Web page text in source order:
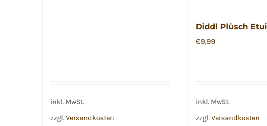
inkl. MwSt.
zzgl. Versandkosten
Diddl Plüsch Etui
€9,99
inkl. MwSt.
zzgl. Versandkosten